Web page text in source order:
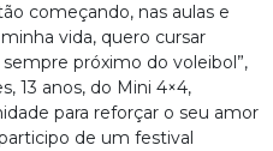
começando, nas aulas e
vida, quero cursar
próximo do voleibol”,
13 anos, do Mini 4×4,
para reforçar o seu amor
de um festival